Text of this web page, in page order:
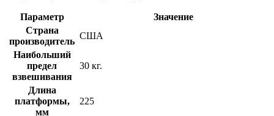
Параметр
Значение
Страна
производитель
США
Наибольший
предел
взвешивания
30 кг.
Длина
платформы,
мм
225